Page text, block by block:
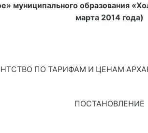
муниципального образования
марта 2014 года)
ПО ТАРИФАМ И ЦЕНАМ
ПОСТАНОВЛЕНИЕ